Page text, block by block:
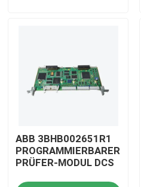
Produkte
Über uns
ABB 3BHB002651R1
PROGRAMMIERBARER
PRÜFER-MODUL DCS